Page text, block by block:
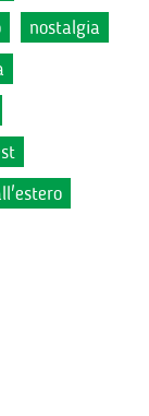
nostalgia